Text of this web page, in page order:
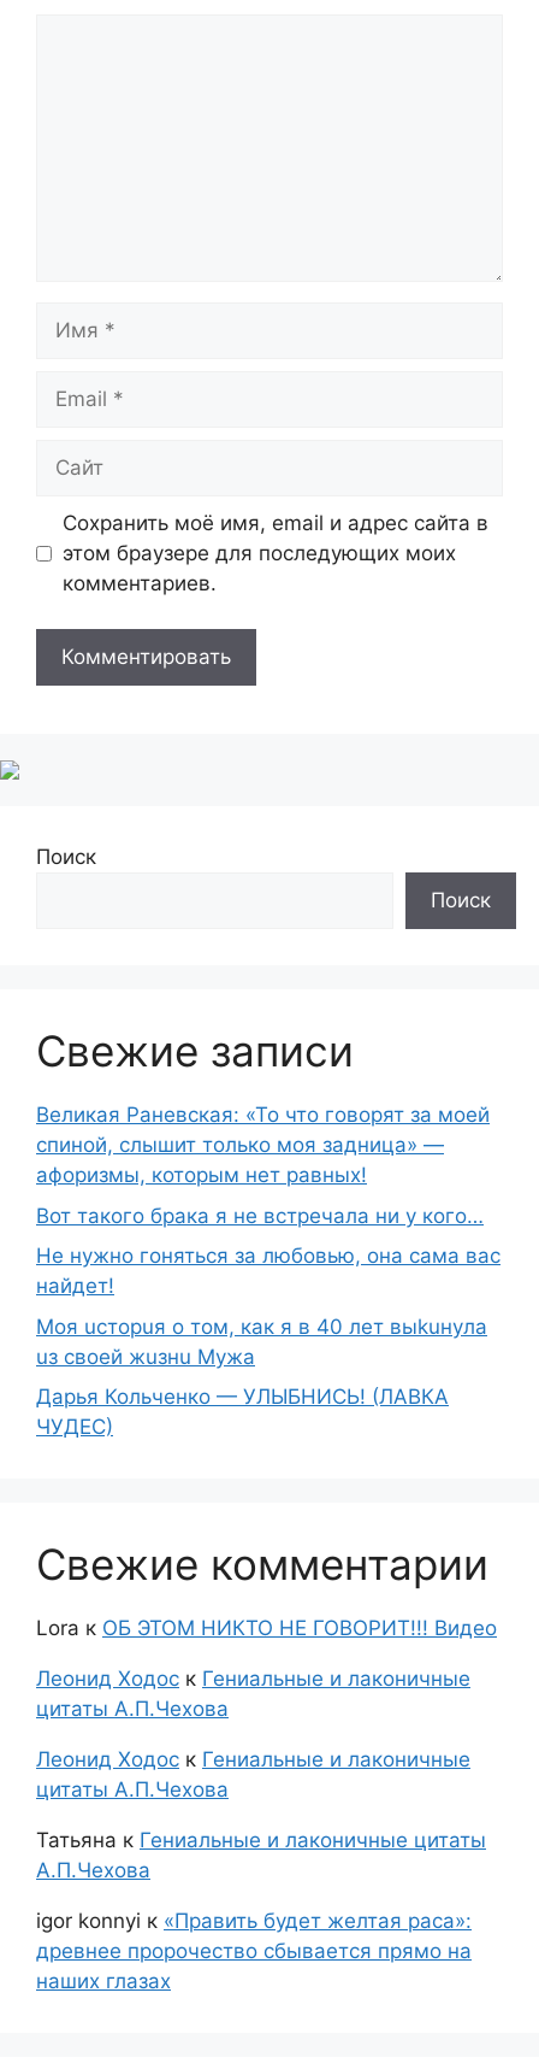
Сохранить моё имя, email и адрес сайта в
этом браузере для последующих моих
комментариев.
Поиск
Поиск
Свежие записи
Великая Раневская: «То что говорят за моей
спиной, слышит только моя задница» —
афоризмы, которым нет равных!
Вот такого брака я не встречала ни у кого…
Не нужно гоняться за любовью, она сама вас
найдет!
Moя ucтopuя о том, как я в 40 лет выkuнyлa
uз свoeй жuзнu Myжа
Дарья Кольченко — УЛЫБНИСЬ! (ЛАВКА
ЧУДЕС)
Свежие комментарии
Lora к ОБ ЭТОМ НИКТО НЕ ГОВОРИТ!!! Видео
Леонид Ходос к Гениальные и лаконичные
цитаты А.П.Чехова
Леонид Ходос к Гениальные и лаконичные
цитаты А.П.Чехова
Татьяна к Гениальные и лаконичные цитаты
А.П.Чехова
igor konnyi к «Править будет желтая раса»:
древнее пророчество сбывается прямо на
наших глазах